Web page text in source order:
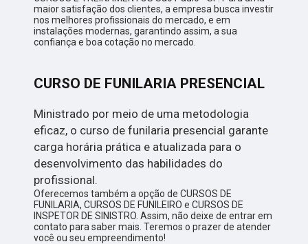
maior satisfação dos clientes, a empresa busca investir
nos melhores profissionais do mercado, e em
instalações modernas, garantindo assim, a sua
confiança e boa cotação no mercado.
CURSO DE FUNILARIA PRESENCIAL
Ministrado por meio de uma metodologia
eficaz, o curso de funilaria presencial garante
carga horária prática e atualizada para o
desenvolvimento das habilidades do
profissional.
Oferecemos também a opção de CURSOS DE
FUNILARIA, CURSOS DE FUNILEIRO e CURSOS DE
INSPETOR DE SINISTRO. Assim, não deixe de entrar em
contato para saber mais. Teremos o prazer de atender
você ou seu empreendimento!